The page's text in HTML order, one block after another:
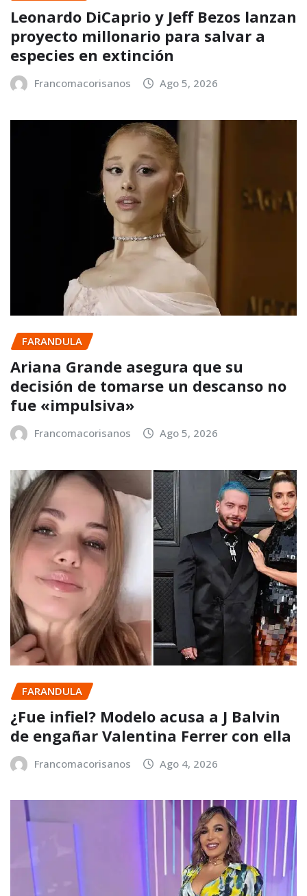
Leonardo DiCaprio y Jeff Bezos lanzan
proyecto millonario para salvar a
especies en extinción
Francomacorisanos Ago 5, 2026
FARANDULA
Ariana Grande asegura que su
decisión de tomarse un descanso no
fue «impulsiva»
Francomacorisanos Ago 5, 2026
FARANDULA
¿Fue infiel? Modelo acusa a J Balvin
de engañar Valentina Ferrer con ella
Francomacorisanos Ago 4, 2026